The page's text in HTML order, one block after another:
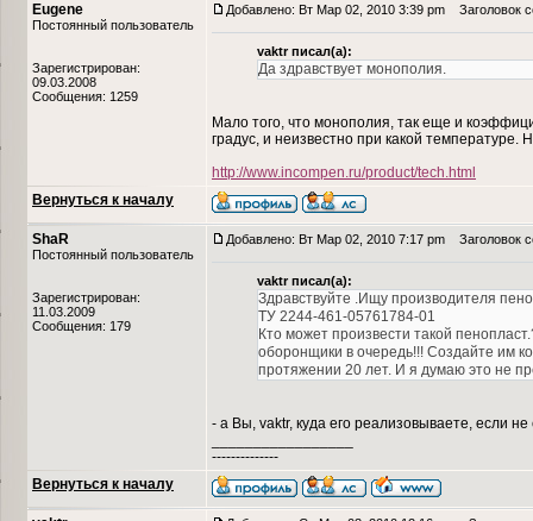
Eugene
Постоянный пользователь
Зарегистрирован:
09.03.2008
Сообщения: 1259
Добавлено: Вт Мар 02, 2010 3:39 pm Заголовок
vaktr писал(а):
Да здравствует монополия.
Мало того, что монополия, так еще и
градус, и неизвестно при какой
http://www.incompen.ru/product/tech.html
Вернуться к началу
ShaR
Постоянный пользователь
Зарегистрирован:
11.03.2009
Сообщения: 179
Добавлено: Вт Мар 02, 2010 7:17 pm Заголовок
vaktr писал(а):
Здравствуйте .Ищу производителя
ТУ 2244-461-05761784-01
Кто может произвести такой
оборонщики в очередь!!! Создайте им
протяжении 20 лет. И я думаю это не
- а Вы, vaktr, куда его реализовываете, если не
--------------
Вернуться к началу